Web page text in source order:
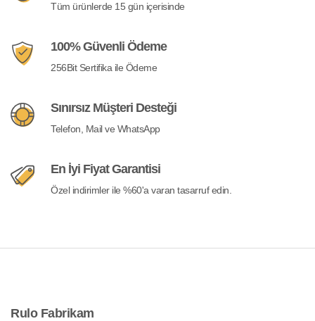
Tüm ürünlerde 15 gün içerisinde
100% Güvenli Ödeme
256Bit Sertifika ile Ödeme
Sınırsız Müşteri Desteği
Telefon, Mail ve WhatsApp
En İyi Fiyat Garantisi
Özel indirimler ile %60'a varan tasarruf edin.
Rulo Fabrikam